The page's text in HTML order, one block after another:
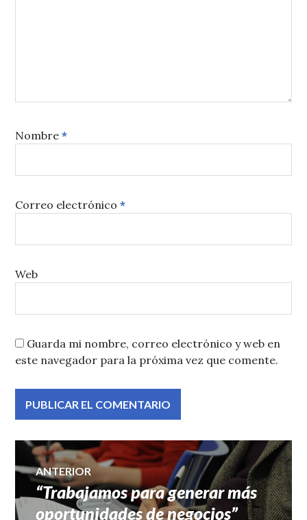
Nombre*
Correo electrónico*
Web
Guarda mi nombre, correo electrónico y web en
este navegador para la próxima vez que comente.
Navegación
de
ANTERIOR
Entrada
anterior:
“Trabajamos para generar más
oportunidades de negocios”